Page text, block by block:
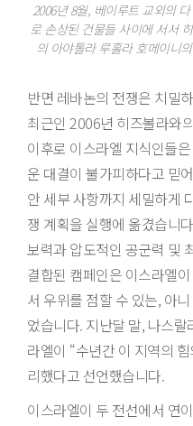
2006년 8월, 베이루트 교외의
로 손상된 건물들 사이에 서서
의 아야톨라 루홀라 호메이니
반면 레바논의 전쟁은 치밀
최근인 2006년 히즈볼라와
이후로 이스라엘 지식인들
운 대결이 불가피하다고 믿
안 세부 사항까지 세밀하게
쟁 계획을 실행에 옮겼습니
보력과 압도적인 공군력 및
결합된 캠페인은 이스라엘
서 우위를 점할 수 있는, 아
었습니다. 지난달 말, 나스
라엘이 “수년간 이 지역의
리했다고 선언했습니다.
이스라엘이 두 전선에서 연